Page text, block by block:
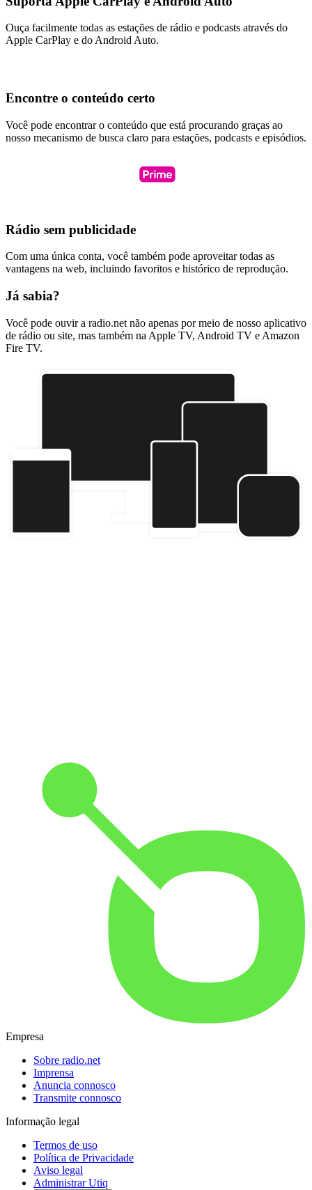
Ouça facilmente todas as estações de rádio e podcasts através do
Apple CarPlay e do Android Auto.
Encontre o conteúdo certo
Você pode encontrar o conteúdo que está procurando graças ao
nosso mecanismo de busca claro para estações, podcasts e episódios.
Rádio sem publicidade
Com uma única conta, você também pode aproveitar todas as
vantagens na web, incluindo favoritos e histórico de reprodução.
Já sabia?
Você pode ouvir a radio.net não apenas por meio de nosso aplicativo
de rádio ou site, mas também na Apple TV, Android TV e Amazon
Fire TV.
Empresa
Sobre radio.net
Imprensa
Anuncia connosco
Transmite connosco
Informação legal
Termos de uso
Política de Privacidade
Aviso legal
Administrar Utiq